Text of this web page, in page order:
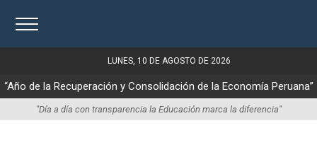
LUNES, 10 DE AGOSTO DE 2026
“Año de la Recuperación y Consolidación de la Economía Peruana”
"Día a día con transparencia la Educación marca la diferencia"